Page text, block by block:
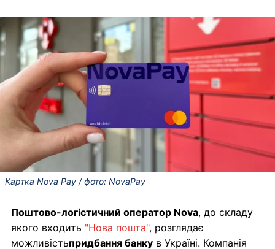
Картка Nova Pay / фото: NovaPay
Поштово-логістичний оператор Nova, до складу
якого входить "Нова пошта", розглядає
можливістьпридбання банку в Україні. Компанія